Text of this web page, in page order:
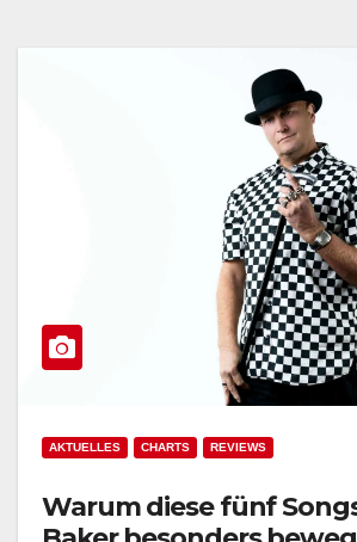
AKTUELLES CHARTS REVIEWS
Warum diese fünf